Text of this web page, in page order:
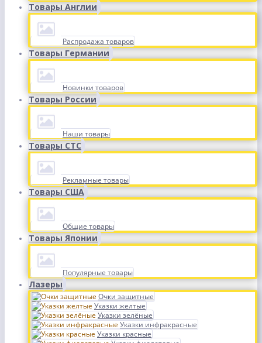
Товары Англии
Распродажа товаров
Товары Германии
Новинки товаров
Товары России
Наши товары
Товары СТС
Рекламные товары
Товары США
Общие товары
Товары Японии
Популярные товары
Лазеры
Очки защитные
Указки желтые
Указки зелёные
Указки инфракрасные
Указки красные